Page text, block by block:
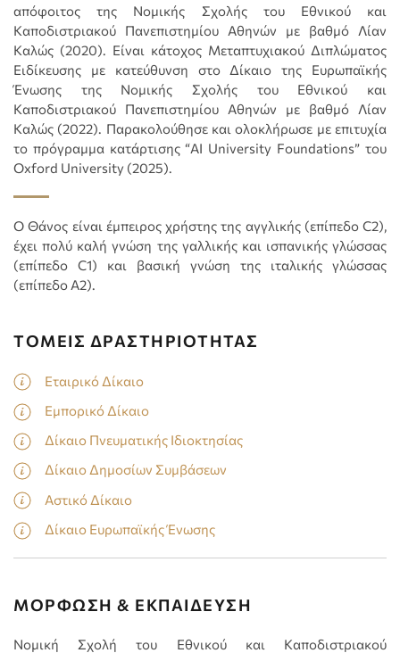
απόφοιτος της Νομικής Σχολής του Εθνικού και
Καποδιστριακού Πανεπιστημίου Αθηνών με βαθμό Λίαν
Καλώς (2020). Είναι κάτοχος Μεταπτυχιακού Διπλώματος
Ειδίκευσης με κατεύθυνση στο Δίκαιο της Ευρωπαϊκής
Ένωσης της Νομικής Σχολής του Εθνικού και
Καποδιστριακού Πανεπιστημίου Αθηνών με βαθμό Λίαν
Καλώς (2022). Παρακολούθησε και ολοκλήρωσε με επιτυχία
το πρόγραμμα κατάρτισης “AI University Foundations” του
Oxford University (2025).
Ο Θάνος είναι έμπειρος χρήστης της αγγλικής (επίπεδο C2),
έχει πολύ καλή γνώση της γαλλικής και ισπανικής γλώσσας
(επίπεδο C1) και βασική γνώση της ιταλικής γλώσσας
(επίπεδο Α2).
ΤΟΜΕΙΣ ΔΡΑΣΤΗΡΙΟΤΗΤΑΣ
Εταιρικό Δίκαιο
Εμπορικό Δίκαιο
Δίκαιο Πνευματικής Ιδιοκτησίας
Δίκαιο Δημοσίων Συμβάσεων
Αστικό Δίκαιο
Δίκαιο Ευρωπαϊκής Ένωσης
ΜΟΡΦΩΣΗ & ΕΚΠΑΙΔΕΥΣΗ
Νομική Σχολή του Εθνικού και Καποδιστριακού